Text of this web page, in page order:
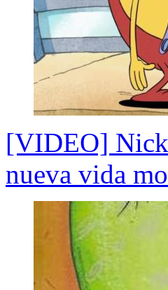
[VIDEO]
nueva vida